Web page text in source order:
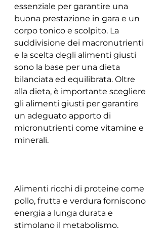
essenziale per garantire una
buona prestazione in gara e un
corpo tonico e scolpito. La
suddivisione dei macronutrienti
e la scelta degli alimenti giusti
sono la base per una dieta
bilanciata ed equilibrata. Oltre
alla dieta, è importante scegliere
gli alimenti giusti per garantire
un adeguato apporto di
micronutrienti come vitamine e
minerali.
Alimenti ricchi di proteine come
pollo, frutta e verdura forniscono
energia a lunga durata e
stimolano il metabolismo.